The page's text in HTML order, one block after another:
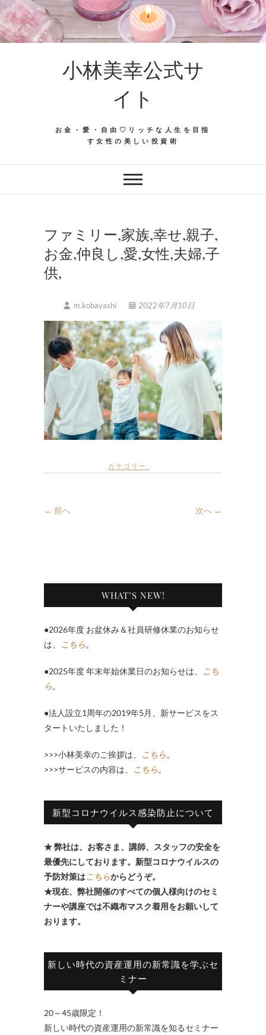
Skip
to
content
小林美幸公式サ
イト
お金・愛・自由♡リッチな人生を目指
す女性の美しい投資術
ファミリー,家族,幸せ,親子,
お金,仲良し,愛,女性,夫婦,子
供,
m.kobayashi 2022年7月10日
カテゴリー:
← 前へ 次へ →
WHAT’S NEW!
●2026年度 お盆休み＆社員研修休業のお知らせ
は、
こちら。
●2025年度 年末年始休業日のお知らせは、
こち
ら。
●法人設立1周年の2019年5月、新サービスをス
タートいたしました！
>>>小林美幸のご挨拶は、 こちら。
>>>サービスの内容は、
こちら。
新型コロナウイルス感染防止について
★ 弊社は、お客さま、講師、スタッフの安全を
最優先にしております。新型コロナウイルスの
予防対策はこちらからどうぞ。
★現在、弊社開催のすべての個人様向けのセミ
ナーや講座では不織布マスク着用をお願いして
おります。
新しい時代の資産運用の新常識を学ぶセ
ミナー
20～45歳限定！
新しい時代の資産運用の新常識を知るセミナー